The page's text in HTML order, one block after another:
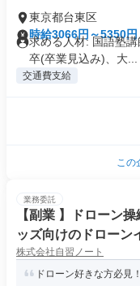
東京都台東区
時給3066円～5350円
求める人材: 国語塾
卒(卒業見込み)、大...
交通費支給
この
業務委託
【副業 】ドローン
ッズ向けのドローン
株式会社自習ノート
ドローン好きな方必見